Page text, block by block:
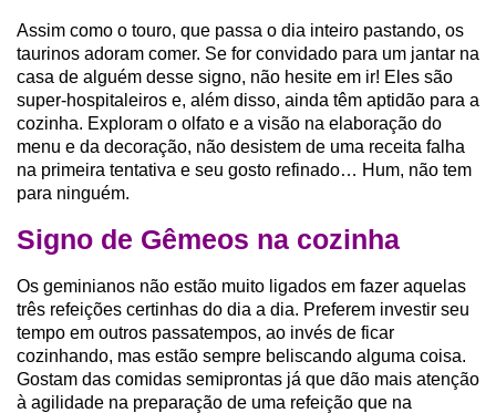
Assim como o touro, que passa o dia inteiro pastando, os
taurinos adoram comer. Se for convidado para um jantar na
casa de alguém desse signo, não hesite em ir! Eles são
super-hospitaleiros e, além disso, ainda têm aptidão para a
cozinha. Exploram o olfato e a visão na elaboração do
menu e da decoração, não desistem de uma receita falha
na primeira tentativa e seu gosto refinado… Hum, não tem
para ninguém.
Signo de Gêmeos na cozinha
Os geminianos não estão muito ligados em fazer aquelas
três refeições certinhas do dia a dia. Preferem investir seu
tempo em outros passatempos, ao invés de ficar
cozinhando, mas estão sempre beliscando alguma coisa.
Gostam das comidas semiprontas já que dão mais atenção
à agilidade na preparação de uma refeição que na